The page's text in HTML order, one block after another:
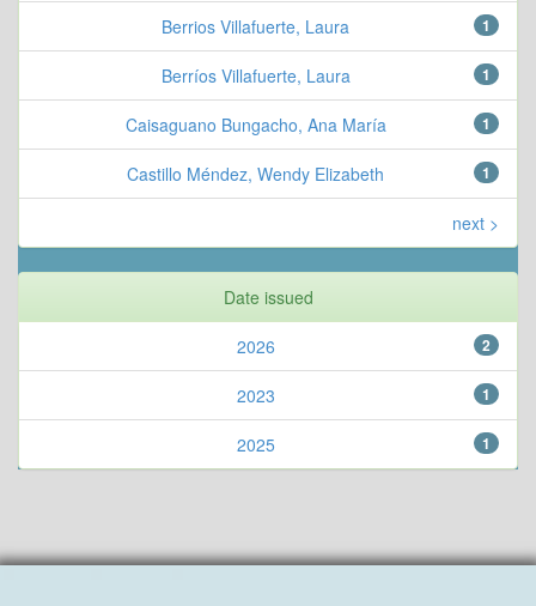
1
Berrios Villafuerte, Laura
1
Berríos Villafuerte, Laura
1
Caisaguano Bungacho, Ana María
1
Castillo Méndez, Wendy Elizabeth
next >
Date issued
2
2026
1
2023
1
2025